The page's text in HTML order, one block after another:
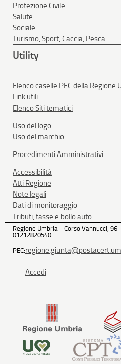
Protezione Civile
Salute
Sociale
Turismo, Sport, Caccia, Pesca
Utility
Elenco caselle PEC della Regione
Link utili
Elenco Siti tematici
Uso del logo
Uso del marchio
Procedimenti Amministrativi
Accessibilità
Atti Regione
Note legali
Dati di monitoraggio
Tributi, tasse e bollo auto
Regione Umbria - Corso Vannucci, 96
01212820540
PEC:
Accedi